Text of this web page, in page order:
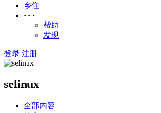
乡住
· · ·
帮助
发现
登录 注册
selinux
全部内容